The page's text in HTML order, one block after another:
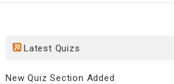
Latest Quizs
New Quiz Section Added